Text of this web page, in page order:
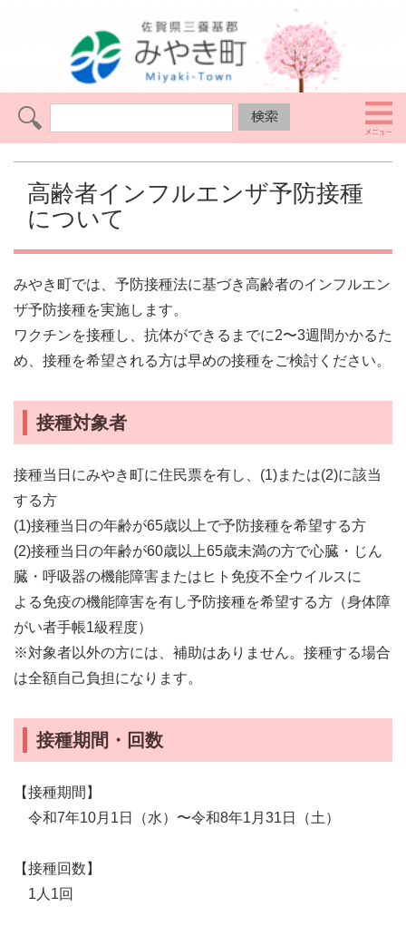
高齢者インフルエンザ予防接種
について
みやき町では、予防接種法に基づき高齢者のインフルエン
ザ予防接種を実施します。
ワクチンを接種し、抗体ができるまでに2〜3週間かかるた
め、接種を希望される方は早めの接種をご検討ください。
接種対象者
接種当日にみやき町に住民票を有し、(1)または(2)に該当
する方
(1)接種当日の年齢が65歳以上で予防接種を希望する方
(2)接種当日の年齢が60歳以上65歳未満の方で心臓・じん
臓・呼吸器の機能障害またはヒト免疫不全ウイルスに
よる免疫の機能障害を有し予防接種を希望する方（身体障
がい者手帳1級程度）
※対象者以外の方には、補助はありません。接種する場合
は全額自己負担になります。
接種期間・回数
【接種期間】
令和7年10月1日（水）〜令和8年1月31日（土）
【接種回数】
1人1回